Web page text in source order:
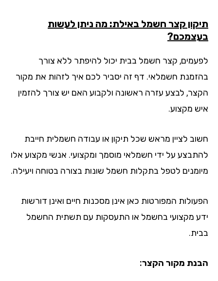
קצר חשמל באילת: מה ניתן לעשות
קצר חשמל בבית יכול להיפתר ללא צורך
חשמלאי. דף זה יסביר לכם איך לזהות את מקור
לבצע עזרה ראשונה ולקבוע האם יש צורך להזמין
מקצוע.
לציין מראש שכל תיקון או עבודה חשמלית חייבת
על ידי חשמלאי מוסמך ומקצועי. אנשי מקצוע אלו
לטפל בתקלות חשמל שונות בצורה בטוחה ויעילה.
המפורטות כאן אינן מסכנות חיים ואינן דורשות
מקצועי בחשמל או התעסקות עם תשתית החשמל
מקור הקצר: